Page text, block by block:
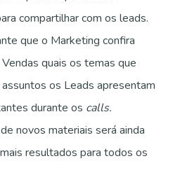
compartilhar com os leads.
que o Marketing confira
quais os temas que
os Leads apresentam
durante os calls.
novos materiais será ainda
resultados para todos os